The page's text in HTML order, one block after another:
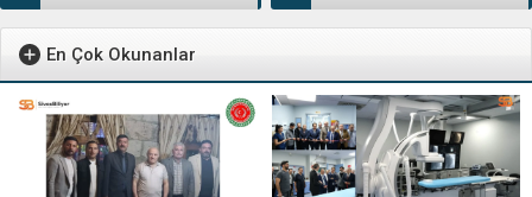
En Çok Okunanlar